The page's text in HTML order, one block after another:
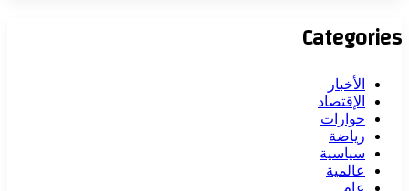
Categories
الأخبار
الإقتصاد
حوارات
رياضة
سياسية
عالمية